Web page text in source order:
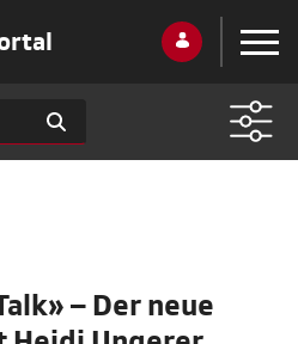
– Der neue